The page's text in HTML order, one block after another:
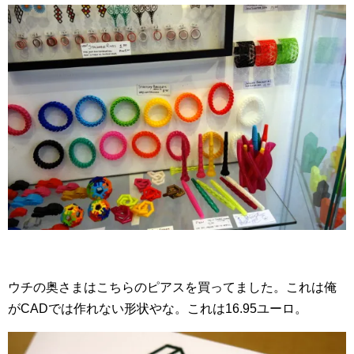
ウチの奥さまはこちらのピアスを買ってました。これは俺
がCADでは作れない形状やな。これは16.95ユーロ。